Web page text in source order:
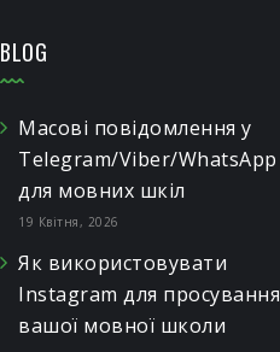
BLOG
Масові повідомлення у
Telegram/Viber/WhatsApp
для мовних шкіл
19 Квітня, 2026
Як використовувати
Instagram для просування
вашої мовної школи